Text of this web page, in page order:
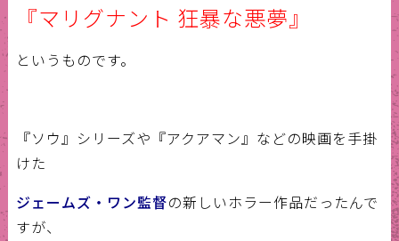
『マリグナント 狂暴な悪夢』
というものです。
『ソウ』シリーズや『アクアマン』などの映画を手掛
けた
ジェームズ・ワン監督の新しいホラー作品だったんで
すが、